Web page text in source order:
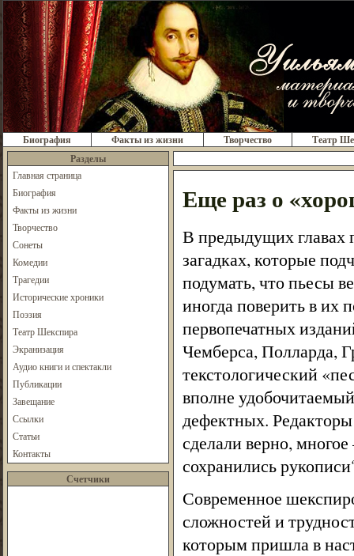
Биография Факты из жизни Творчество
Театр
Разделы
Главная страница
Биография
Факты из жизни
Творчество
Сонеты
Комедии
Трагедии
Исторические хроники
Поэзия
Театр Шекспира
Экранизация
Аудио книги и спектакли
Публикации
Завещание
Ссылки
Статьи
Контакты
Счетчики
Еще раз о
В предыдущих главах
загадках, которые
подумать, что пьесы
иногда поверить в их
первопечатных
Чемберса, Полларда,
текстологический
вполне
дефектных.
сделали верно,
сохранились
Современное
сложностей и
которым пришла в